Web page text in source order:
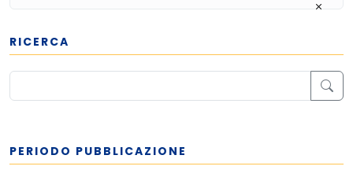
RICERCA
PERIODO PUBBLICAZIONE